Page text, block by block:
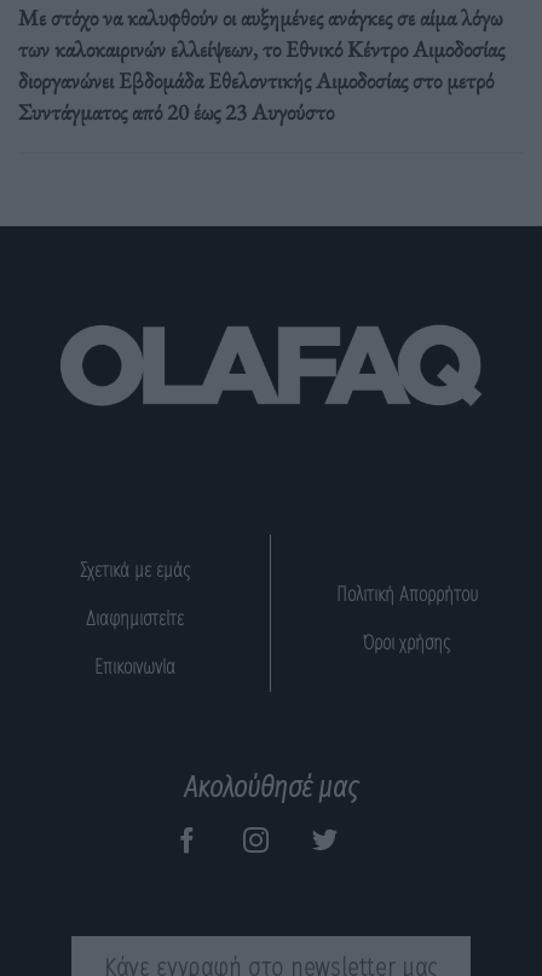
Με στόχο να καλυφθούν οι αυξημένες ανάγκες σε αίμα λόγω
των καλοκαιρινών ελλείψεων, το Εθνικό Κέντρο Αιμοδοσίας
διοργανώνει Εβδομάδα Εθελοντικής Αιμοδοσίας στο μετρό
Συντάγματος από 20 έως 23 Αυγούστο
Σχετικά με εμάς
Διαφημιστείτε
Επικοινωνία
Πολιτική Απορρήτου
Όροι χρήσης
Ακολούθησέ μας
Κάνε εγγραφή στο newsletter μας